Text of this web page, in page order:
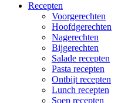
Recepten
Voorgerechten
Hoofdgerechten
Nagerechten
Bijgerechten
Salade recepten
Pasta recepten
Ontbijt recepten
Lunch recepten
Soep recepten